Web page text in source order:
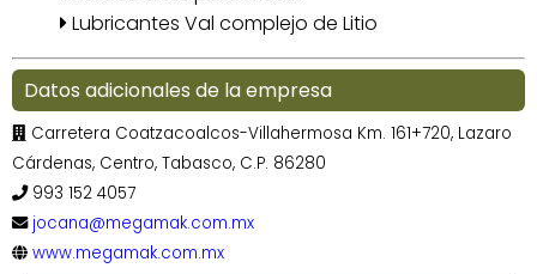
Lubricantes Val complejo de Litio
Datos adicionales de la empresa
Carretera Coatzacoalcos-Villahermosa Km. 161+720, Lazaro
Cárdenas, Centro, Tabasco, C.P. 86280
993 152 4057
jocana@megamak.com.mx
www.megamak.com.mx